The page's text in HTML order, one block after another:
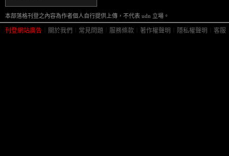
本部落格刊登之內容為作者個人自行提供上傳，不代表 udn 立場。
刊登網站廣告 關於我們 常見問題 服務條款 著作權聲明 隱私權聲明 客服